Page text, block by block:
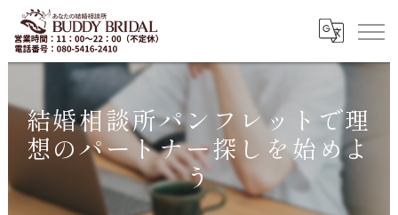
結婚相談所パンフレットで理
想のパートナー探しを始めよ
う